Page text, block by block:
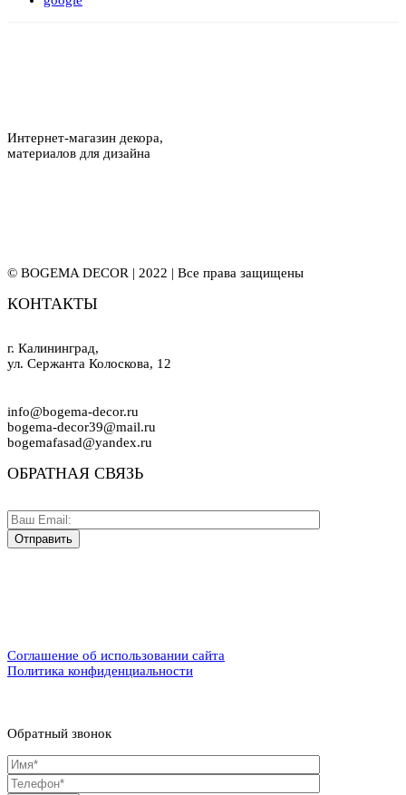
Интернет-магазин декора,
материалов для дизайна
© BOGEMA DECOR | 2022 | Все права защищены
КОНТАКТЫ
г. Калининград,
ул. Сержанта Колоскова, 12
info@bogema-decor.ru
bogema-decor39@mail.ru
bogemafasad@yandex.ru
ОБРАТНАЯ СВЯЗЬ
Соглашение об использовании сайта
Политика конфиденциальности
Обратный звонок